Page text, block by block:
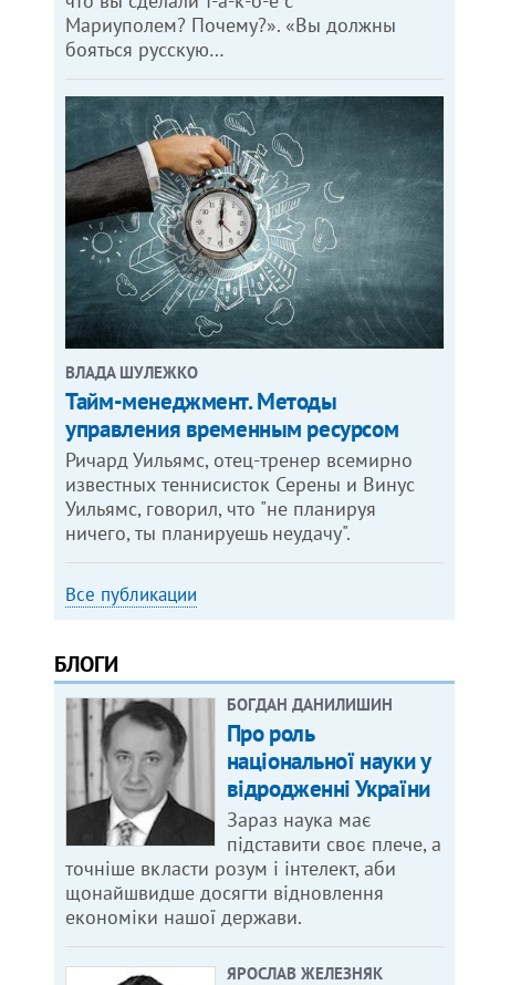
Мариуполем? Почему?». «Вы должны
бояться русскую…
ВЛАДА ШУЛЕЖКО
Тайм-менеджмент. Методы
управления временным ресурсом
Ричард Уильямс, отец-тренер всемирно
известных теннисисток Серены и Винус
Уильямс, говорил, что "не планируя
ничего, ты планируешь неудачу".
Все публикации
БЛОГИ
БОГДАН ДАНИЛИШИН
Про роль
національної науки у
відродженні України
Зараз наука має
підставити своє плече, а
точніше вкласти розум і інтелект, аби
щонайшвидше досягти відновлення
економіки нашої держави.
ЯРОСЛАВ ЖЕЛЕЗНЯК